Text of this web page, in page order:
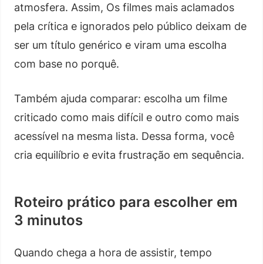
atmosfera. Assim, Os filmes mais aclamados
pela crítica e ignorados pelo público deixam de
ser um título genérico e viram uma escolha
com base no porquê.
Também ajuda comparar: escolha um filme
criticado como mais difícil e outro como mais
acessível na mesma lista. Dessa forma, você
cria equilíbrio e evita frustração em sequência.
Roteiro prático para escolher em
3 minutos
Quando chega a hora de assistir, tempo